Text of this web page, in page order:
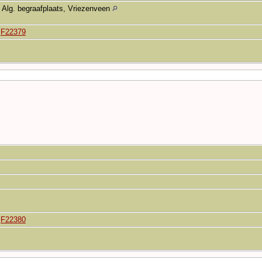
Alg. begraafplaats, Vriezenveen
F22379
F22380